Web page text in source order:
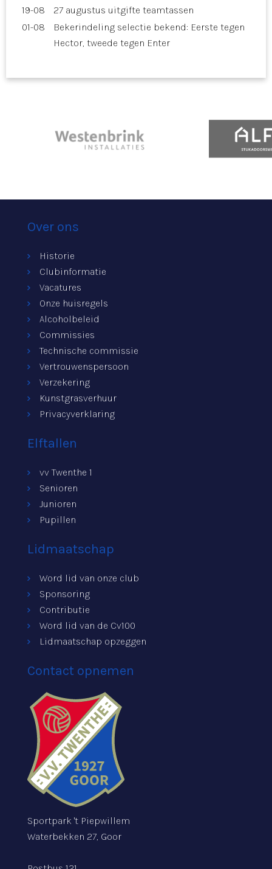
19-08
27 augustus uitgifte teamtassen
01-08
Bekerindeling selectie bekend: Eerste tegen
Hector, tweede tegen Enter
Over ons
Historie
Clubinformatie
Vacatures
Onze huisregels
Alcoholbeleid
Commissies
Technische commissie
Vertrouwenspersoon
Verzekering
Kunstgrasverhuur
Privacyverklaring
Elftallen
vv Twenthe 1
Senioren
Junioren
Pupillen
Lidmaatschap
Word lid van onze club
Sponsoring
Contributie
Word lid van de Cv100
Lidmaatschap opzeggen
Contact opnemen
Sportpark 't Piepwillem
Waterbekken 27, Goor